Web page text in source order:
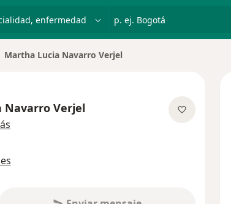
p. ej. Bogotá
de ciudad
Martha Lucia Navarro Verjel
Navarro Verjel